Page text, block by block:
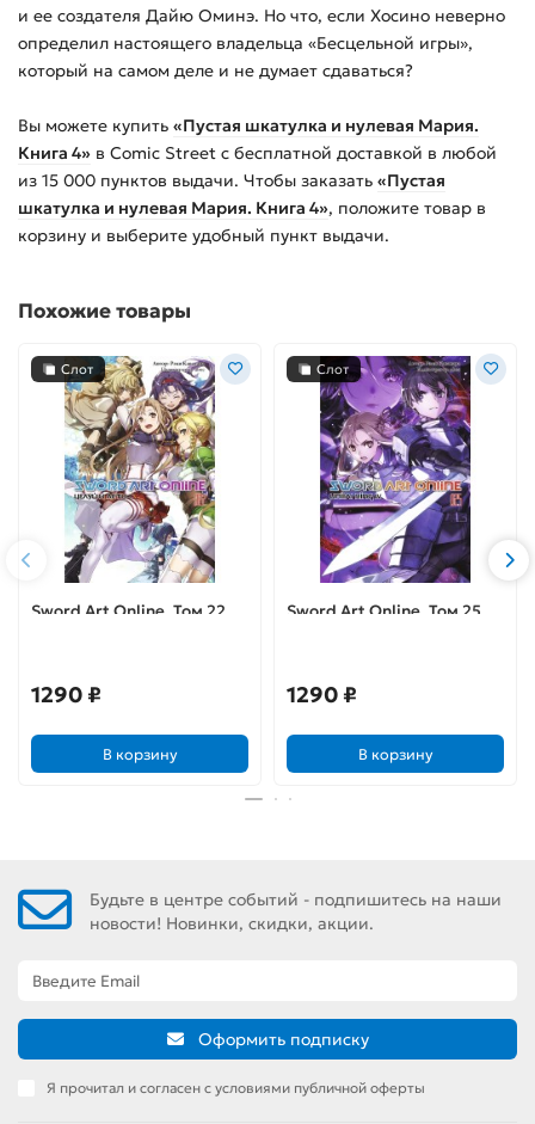
и ее создателя Дайю Оминэ. Но что, если Хосино неверно
определил настоящего владельца «Бесцельной игры»,
который на самом деле и не думает сдаваться?
Вы можете купить «Пустая шкатулка и нулевая Мария.
Книга 4» в Comic Street с бесплатной доставкой в любой
из 15 000 пунктов выдачи. Чтобы заказать «Пустая
шкатулка и нулевая Мария. Книга 4», положите товар в
корзину и выберите удобный пункт выдачи.
Похожие товары
Слот
Sword Art Online. Том 22.
1290 ₽
В корзину
Слот
Sword Art Online. Том 25.
1290 ₽
В корзину
Будьте в центре событий - подпишитесь на наши
новости! Новинки, скидки, акции.
Оформить подписку
Я прочитал и согласен с условиями публичной оферты